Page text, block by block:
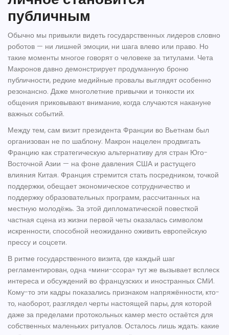
публичным
Обычно мы привыкли видеть государственных лидеров словно
роботов — ни лишней эмоции, ни шага влево или право. Но
такие моменты многое говорят о человеке за титулами. Чета
Макронов давно демонстрирует продуманную броню
публичности, редкие медийные провалы выглядят особенно
резонансно. Даже многолетние привычки и тонкости их
общения приковывают внимание, когда случаются накануне
важных событий.
Между тем, сам визит президента Франции во Вьетнам был
организован не по шаблону: Макрон нацелен продвигать
Францию как стратегическую альтернативу для стран Юго-
Восточной Азии — на фоне давления США и растущего
влияния Китая. Франция стремится стать посредником, точкой
поддержки, обещает экономическое сотрудничество и
поддержку образовательных программ, рассчитанных на
местную молодёжь. За этой дипломатической повесткой
частная сцена из жизни первой четы оказалась символом
искренности, способной неожиданно оживить европейскую
прессу и соцсети.
В ритме государственного визита, где каждый шаг
регламентирован, одна «мини-ссора» тут же вызывает всплеск
интереса и обсуждений во французских и иностранных СМИ.
Кому-то эти кадры показались признаком напряжённости, кто-
то, наоборот, разглядел черты настоящей пары, для которой
даже за пределами протокольных камер место остаётся для
собственных маленьких ритуалов. Осталось лишь ждать: какие